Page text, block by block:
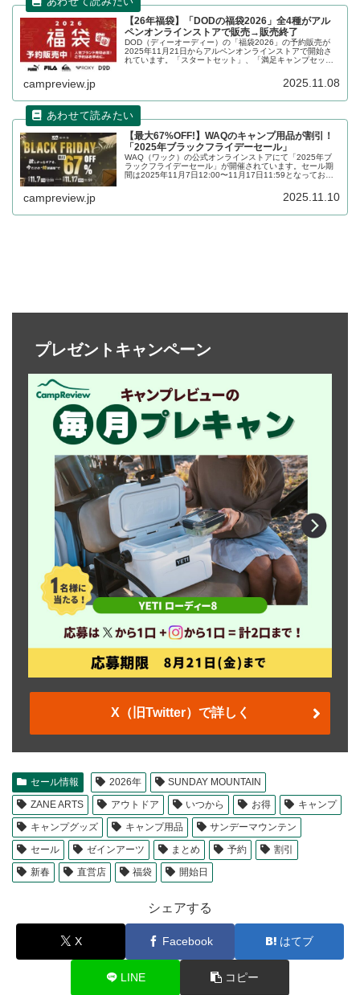
【26年福袋】「DODの福袋2026」全4種がアル
ペンオンラインストアで販売→販売終了
DOD（ディーオーディー）の「福袋2026」の予約販売が
2025年11月21日からアルペンオンラインストアで開始さ
れています。「スタートセット」、「満足キャンプセッ
ト」の4種がお得に購入できます。詳細をレビューします。
campreview.jp 2025.11.08
【最大67%OFF!】WAQのキャンプ用品が割引！
「2025年ブラックフライデーセール」
WAQ（ワック）の公式オンラインストアにて「2025年ブ
ラックフライデーセール」が開催されています。セール期
間は2025年11月7日12:00〜11月17日11:59となってお
どが最大67%割り引かれています。詳細をレビューしま
campreview.jp 2025.11.10
プレゼントキャンペーン
X（旧Twitter）で詳しく
セール情報 2026年
SUNDAY MOUNTAIN
ZANE ARTS
アウトドア いつから お得
キャンプ
キャンプグッズ
キャンプ用品
サンデーマウンテン
セール
ゼインアーツ まとめ 予約
割引
新春
直営店 福袋 開始日
シェアする
X Facebook はてブ
LINE コピー